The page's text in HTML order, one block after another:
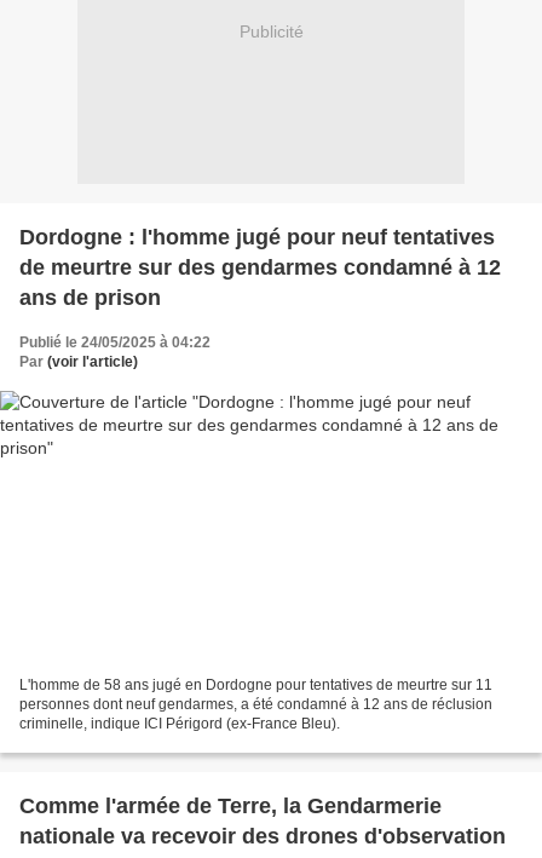
Publicité
Dordogne : l'homme jugé pour neuf tentatives
de meurtre sur des gendarmes condamné à 12
ans de prison
Publié le 24/05/2025 à 04:22
Par (voir l'article)
L'homme de 58 ans jugé en Dordogne pour tentatives de meurtre sur 11
personnes dont neuf gendarmes, a été condamné à 12 ans de réclusion
criminelle, indique ICI Périgord (ex-France Bleu).
Comme l'armée de Terre, la Gendarmerie
nationale va recevoir des drones d'observation